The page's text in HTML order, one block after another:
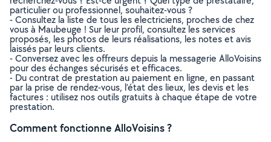
particulier ou professionnel, souhaitez-vous ?
- Consultez la liste de tous les electriciens, proches de chez
vous à Maubeuge ! Sur leur profil, consultez les services
proposés, les photos de leurs réalisations, les notes et avis
laissés par leurs clients.
- Conversez avec les offreurs depuis la messagerie AlloVoisins
pour des échanges sécurisés et efficaces.
- Du contrat de prestation au paiement en ligne, en passant
par la prise de rendez-vous, l’état des lieux, les devis et les
factures : utilisez nos outils gratuits à chaque étape de votre
prestation.
Comment fonctionne AlloVoisins ?